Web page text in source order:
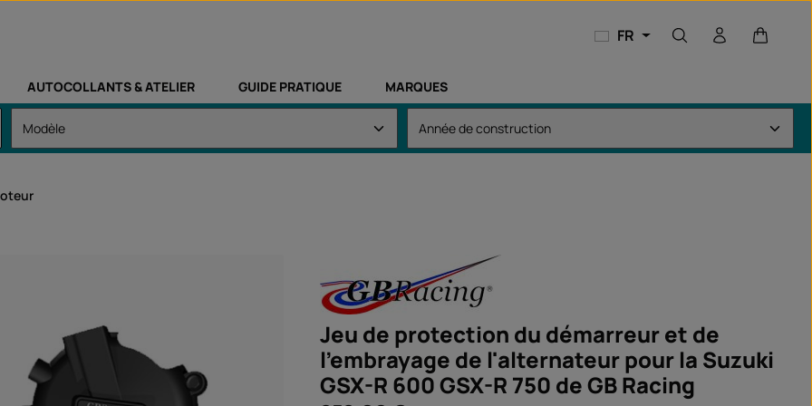
FR Le
AUTOCOLLANTS & ATELIER GUIDE PRATIQUE MARQUES
Jeu de protection du démarreur et de
l'embrayage de l'alternateur pour la Suzuki
GSX-R 600 GSX-R 750 de GB Racing